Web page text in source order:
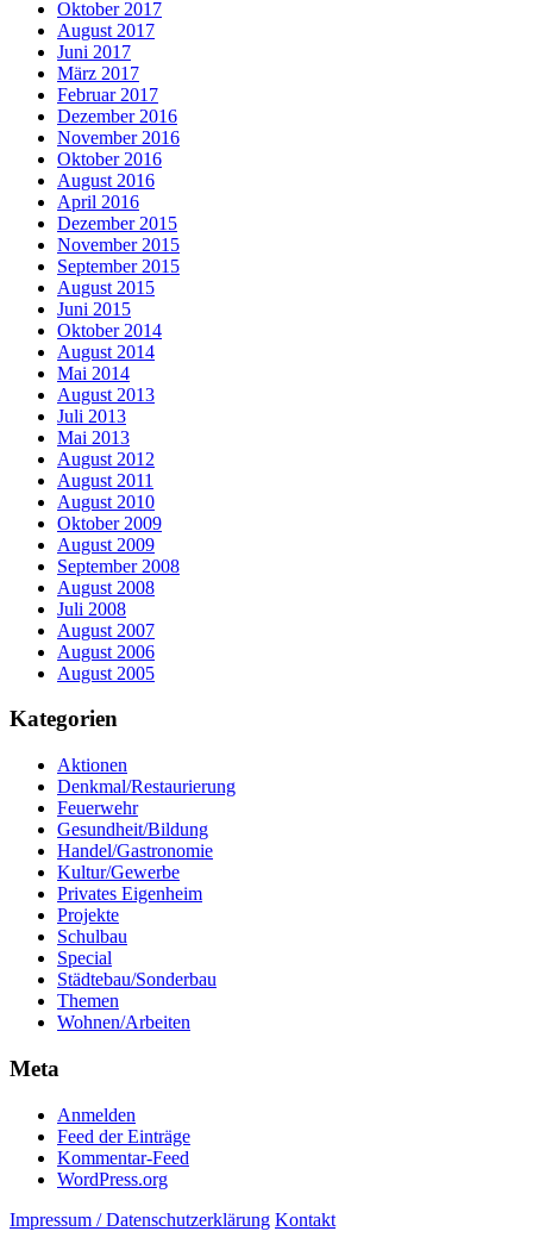
Oktober 2017
August 2017
Juni 2017
März 2017
Februar 2017
Dezember 2016
November 2016
Oktober 2016
August 2016
April 2016
Dezember 2015
November 2015
September 2015
August 2015
Juni 2015
Oktober 2014
August 2014
Mai 2014
August 2013
Juli 2013
Mai 2013
August 2012
August 2011
August 2010
Oktober 2009
August 2009
September 2008
August 2008
Juli 2008
August 2007
August 2006
August 2005
Kategorien
Aktionen
Denkmal/Restaurierung
Feuerwehr
Gesundheit/Bildung
Handel/Gastronomie
Kultur/Gewerbe
Privates Eigenheim
Projekte
Schulbau
Special
Städtebau/Sonderbau
Themen
Wohnen/Arbeiten
Meta
Anmelden
Feed der Einträge
Kommentar-Feed
WordPress.org
Impressum / Datenschutzerklärung Kontakt